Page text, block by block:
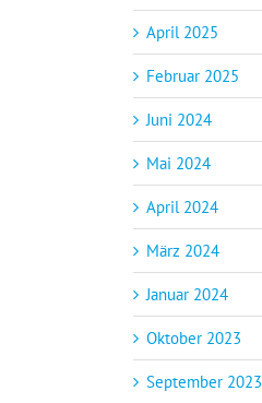
April 2025
Februar 2025
Juni 2024
Mai 2024
April 2024
März 2024
Januar 2024
Oktober 2023
September 2023